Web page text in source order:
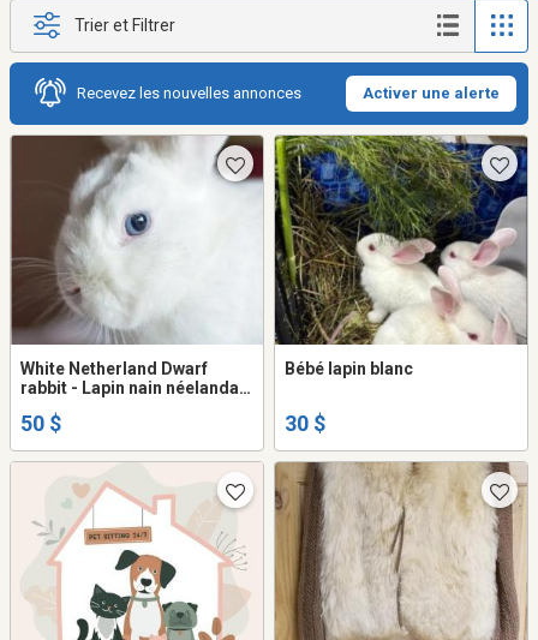
Trier et Filtrer
Recevez les nouvelles annonces Activer une alerte
White Netherland Dwarf
rabbit - Lapin nain néelandais
50 $
Bébé lapin blanc
30 $